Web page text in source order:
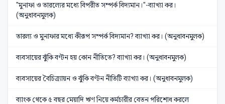
"মুনাফা ও তারল্যের মধ্যে বিপরীত সম্পর্ক বিদ্যমান।"-ব্যাখ্যা কর।
(অনুধাবনমুলক)
তারল্য ও মুনাফার মধ্যে কীরূপ সম্পর্ক বিদ্যমান? ব্যাখ্যা কর। (অনুধাবনমুলক)
ব্যবসায়ের ঝুঁকি বণ্টন হয় কোন নীতিতে? ব্যাখ্যা কর। (অনুধাবনমুলক)
ব্যবসায়ের বৈচিত্র্যায়ন ও ঝুঁকি বণ্টন নীতিটি ব্যাখ্যা কর। (অনুধাবনমুলক)
ব্যাংক থেকে ৫ বছর মেয়াদি ঋণ নিয়ে কর্মচারীর বেতন পরিশোধ করলে